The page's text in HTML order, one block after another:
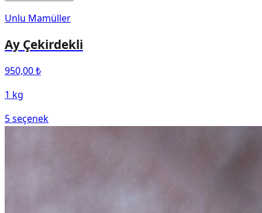
Unlu Mamüller
Ay Çekirdekli
950,00 ₺
1 kg
5seçenek